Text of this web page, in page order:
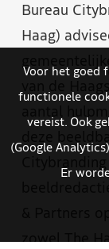
Bureau
Haag)
& Partners
zowel The
Voor het goed
functionele
vereist. Ook
(Google
Er